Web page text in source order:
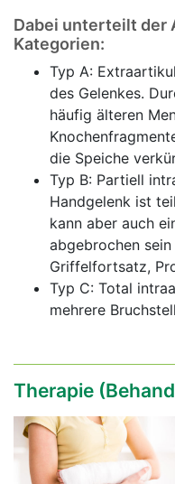
Dabei unterteilt der
Kategorien:
Typ A:
des Gelenkes.
häufig älteren
die Speiche
Typ B: Partiell
Handgelenk ist
kann aber auch
abgebrochen
Griffelfortsatz,
Typ C: Total
mehrere
Therapie